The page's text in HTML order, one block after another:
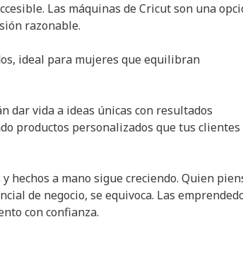
Las máquinas de Cricut son una
razonable.
ideal para mujeres que equilibran
dar vida a ideas únicas con resultados
productos personalizados que tus clientes
hechos a mano sigue creciendo. Quien
de negocio, se equivoca. Las
con confianza.